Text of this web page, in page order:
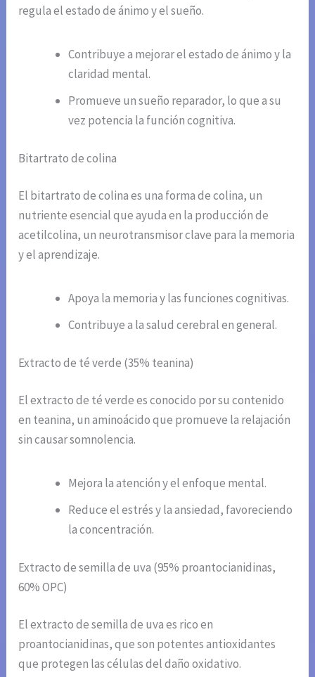
regula el estado de ánimo y el sueño.
Contribuye a mejorar el estado de ánimo y la
claridad mental.
Promueve un sueño reparador, lo que a su
vez potencia la función cognitiva.
Bitartrato de colina
El bitartrato de colina es una forma de colina, un
nutriente esencial que ayuda en la producción de
acetilcolina, un neurotransmisor clave para la memoria
y el aprendizaje.
Apoya la memoria y las funciones cognitivas.
Contribuye a la salud cerebral en general.
Extracto de té verde (35% teanina)
El extracto de té verde es conocido por su contenido
en teanina, un aminoácido que promueve la relajación
sin causar somnolencia.
Mejora la atención y el enfoque mental.
Reduce el estrés y la ansiedad, favoreciendo
la concentración.
Extracto de semilla de uva (95% proantocianidinas,
60% OPC)
El extracto de semilla de uva es rico en
proantocianidinas, que son potentes antioxidantes
que protegen las células del daño oxidativo.